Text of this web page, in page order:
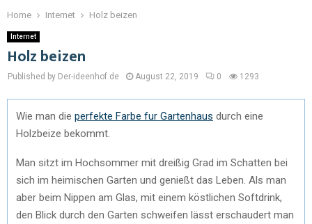
Home Internet Holz beizen
Internet
Holz beizen
Published by Der-ideenhof.de August 22, 2019 0 1293
Wie man die perfekte Farbe fur Gartenhaus durch eine
Holzbeize bekommt.
Man sitzt im Hochsommer mit dreißig Grad im Schatten bei
sich im heimischen Garten und genießt das Leben. Als man
aber beim Nippen am Glas, mit einem köstlichen Softdrink,
den Blick durch den Garten schweifen lässt erschaudert man